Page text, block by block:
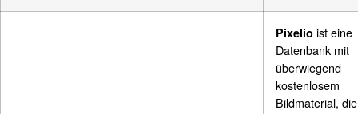
Pixelio ist eine
Datenbank mit
überwiegend
kostenlosem
Bildmaterial, die